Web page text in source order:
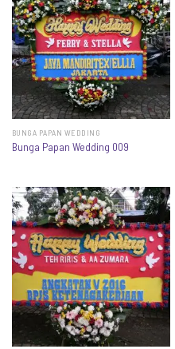
BUNGA PAPAN WEDDING
Bunga Papan Wedding 009